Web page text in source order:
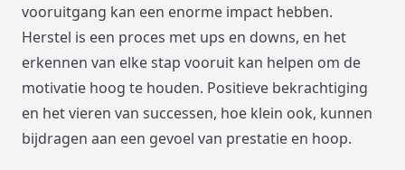
vooruitgang kan een enorme impact hebben.
Herstel is een proces met ups en downs, en het
erkennen van elke stap vooruit kan helpen om de
motivatie hoog te houden. Positieve bekrachtiging
en het vieren van successen, hoe klein ook, kunnen
bijdragen aan een gevoel van prestatie en hoop.